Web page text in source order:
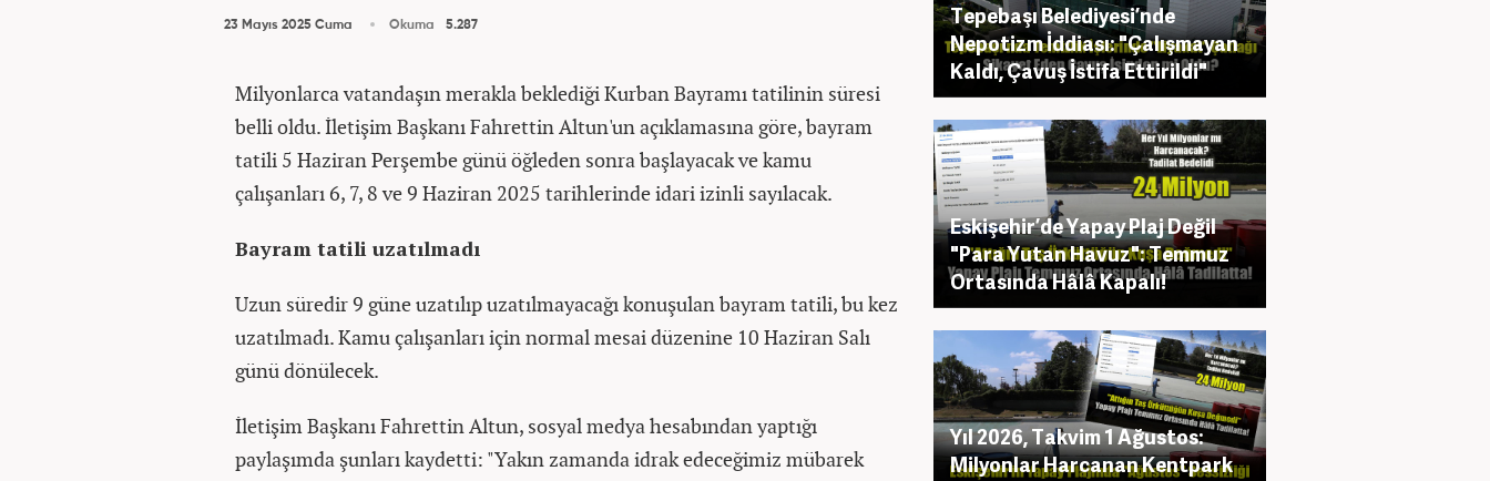
23 Mayıs 2025 Cuma Okuma 5.287
Milyonlarca vatandaşın merakla beklediği Kurban Bayramı tatilinin süresi
belli oldu. İletişim Başkanı Fahrettin Altun'un açıklamasına göre, bayram
tatili 5 Haziran Perşembe günü öğleden sonra başlayacak ve kamu
çalışanları 6, 7, 8 ve 9 Haziran 2025 tarihlerinde idari izinli sayılacak.
Bayram tatili uzatılmadı
Uzun süredir 9 güne uzatılıp uzatılmayacağı konuşulan bayram tatili, bu kez
uzatılmadı. Kamu çalışanları için normal mesai düzenine 10 Haziran Salı
günü dönülecek.
İletişim Başkanı Fahrettin Altun, sosyal medya hesabından yaptığı
paylaşımda şunları kaydetti: "Yakın zamanda idrak edeceğimiz mübarek
Tepebaşı Belediyesi’nde
Nepotizm İddiası: "Çalışmayan
Kaldı, Çavuş İstifa Ettirildi"
Eskişehir’de Yapay Plaj Değil
"Para Yutan Havuz": Temmuz
Ortasında Hâlâ Kapalı!
Yıl 2026, Takvim 1 Ağustos:
Milyonlar Harcanan Kentpark